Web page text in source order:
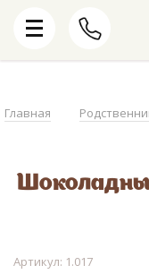
Главная
Артикул: 1.017